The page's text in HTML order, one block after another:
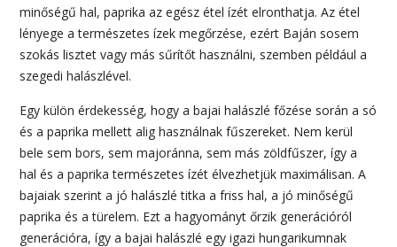
minőségű hal, paprika az egész étel ízét elronthatja. Az étel
lényege a természetes ízek megőrzése, ezért Baján sosem
szokás lisztet vagy más sűrítőt használni, szemben például a
szegedi halászlével.
Egy külön érdekesség, hogy a bajai halászlé főzése során a só
és a paprika mellett alig használnak fűszereket. Nem kerül
bele sem bors, sem majoránna, sem más zöldfűszer, így a
hal és a paprika természetes ízét élvezhetjük maximálisan. A
bajaiak szerint a jó halászlé titka a friss hal, a jó minőségű
paprika és a türelem. Ezt a hagyományt őrzik generációról
generációra, így a bajai halászlé egy igazi hungarikumnak